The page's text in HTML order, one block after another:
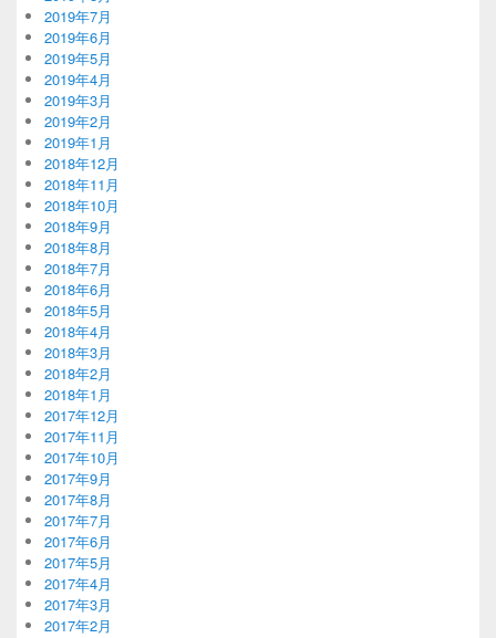
2019年7月
2019年6月
2019年5月
2019年4月
2019年3月
2019年2月
2019年1月
2018年12月
2018年11月
2018年10月
2018年9月
2018年8月
2018年7月
2018年6月
2018年5月
2018年4月
2018年3月
2018年2月
2018年1月
2017年12月
2017年11月
2017年10月
2017年9月
2017年8月
2017年7月
2017年6月
2017年5月
2017年4月
2017年3月
2017年2月